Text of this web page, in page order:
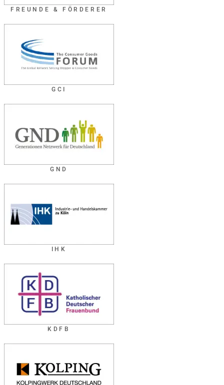
FREUNDE & FÖRDERER
GCI
GND
IHK
KDFB